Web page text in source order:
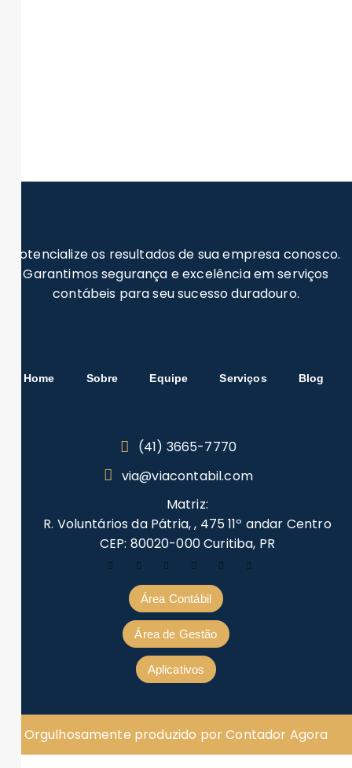
Potencialize os resultados de sua empresa conosco.
Garantimos segurança e excelência em serviços
contábeis para seu sucesso duradouro.
Home Sobre Equipe Serviços Blog
(41) 3665-7770
via@viacontabil.com
Matriz:
R. Voluntários da Pátria, , 475 11º andar Centro
CEP: 80020-000 Curitiba, PR
Área Contábil
Área de Gestão
Aplicativos
Orgulhosamente produzido por Contador Agora